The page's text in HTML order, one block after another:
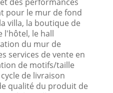
pour le mur de fond
villa, la boutique de
l'hôtel, le hall
du mur de
services de vente en
de motifs/taille
de livraison
qualité du produit de